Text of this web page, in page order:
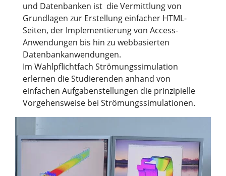
und Datenbanken ist die Vermittlung von
Grundlagen zur Erstellung einfacher HTML-
Seiten, der Implementierung von Access-
Anwendungen bis hin zu webbasierten
Datenbankanwendungen.
Im Wahlpflichtfach Strömungssimulation
erlernen die Studierenden anhand von
einfachen Aufgabenstellungen die prinzipielle
Vorgehensweise bei Strömungssimulationen.